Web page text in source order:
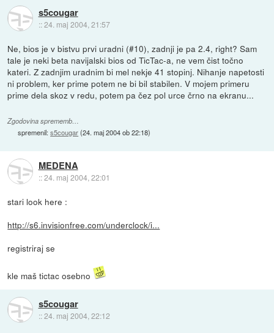
s5cougar
::24. maj 2004, 21:57
Ne, bios je v bistvu prvi uradni (#10), zadnji je pa 2.4, right? Sam
tale je neki beta navijalski bios od TicTac-a, ne vem čist točno
kateri. Z zadnjim uradnim bi mel nekje 41 stopinj. Nihanje napetosti
ni problem, ker prime potem ne bi bil stabilen. V mojem primeru
prime dela skoz v redu, potem pa čez pol urce črno na ekranu...
Zgodovina sprememb…
spremenil:s5cougar(24. maj 2004 ob 22:18)
MEDENA
::24. maj 2004, 22:01
stari look here :
http://s6.invisionfree.com/underclock/i...
registriraj se
kle maš tictac osebno
s5cougar
::24. maj 2004, 22:12